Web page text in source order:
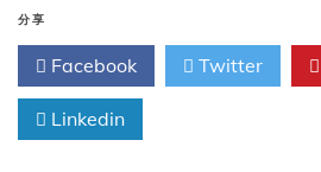
毒
苗：
分享
Facebook Twitter
Linkedin